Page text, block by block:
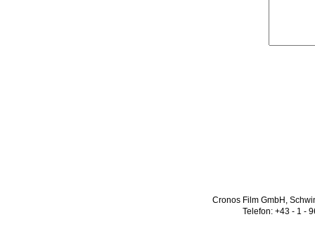
Cronos Film GmbH,
Telefon: +43 - 1 -